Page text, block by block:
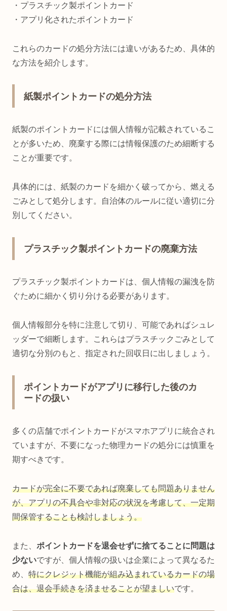
・プラスチック製ポイントカード
・アプリ化されたポイントカード
これらのカードの処分方法には違いがあるため、具体的
な方法を紹介します。
紙製ポイントカードの処分方法
紙製のポイントカードには個人情報が記載されているこ
とが多いため、廃棄する際には情報保護のため細断する
ことが重要です。
具体的には、紙製のカードを細かく破ってから、燃える
ごみとして処分します。自治体のルールに従い適切に分
別してください。
プラスチック製ポイントカードの廃棄方法
プラスチック製ポイントカードは、個人情報の漏洩を防
ぐために細かく切り分ける必要があります。
個人情報部分を特に注意して切り、可能であればシュレ
ッダーで細断します。これらはプラスチックごみとして
適切な分別のもと、指定された回収日に出しましょう。
ポイントカードがアプリに移行した後のカ
ードの扱い
多くの店舗でポイントカードがスマホアプリに統合され
ていますが、不要になった物理カードの処分には慎重を
期すべきです。
カードが完全に不要であれば廃棄しても問題ありません
が、アプリの不具合や非対応の状況を考慮して、一定期
間保管することも検討しましょう。
また、 ポイントカードを退会せずに捨てることに問題は
少ないですが、個人情報の扱いは企業によって異なるた
め、 特にクレジット機能が組み込まれているカードの場
合は、退会手続きを済ませることが望ましいです。